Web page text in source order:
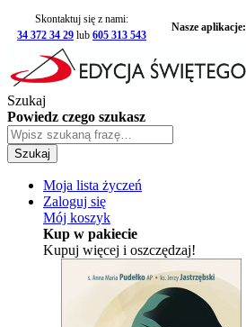
Skontaktuj się z nami:
34 372 34 29 lub 605 313 543
Nasze aplikacje:
Szukaj
Powiedz czego szukasz
Szukaj
Moja lista życzeń
Zaloguj się
Mój koszyk
Kup w pakiecie
Kupuj więcej i oszczędzaj!